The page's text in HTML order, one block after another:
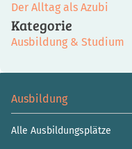
Der Alltag als Azubi
Kategorie
Ausbildung & Studium
Ausbildung
Alle Ausbildungsplätze